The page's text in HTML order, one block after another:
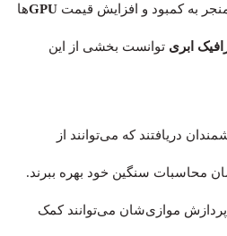
به کمبود و افزایش قیمت GPUها
ابری توانست بخشی از این
دریافتند که می‌توانند از
محاسبات سنگین خود بهره ببرند.
به واسطه امکان پردازش موازی‌‎شان می‌توانند کمک